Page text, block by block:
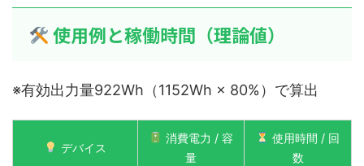
使用例と稼働時間（理論値）
※有効出力量922Wh（1152Wh × 80%）で算出
デバイス
消費電力 / 容
量
使用時間 / 回
数